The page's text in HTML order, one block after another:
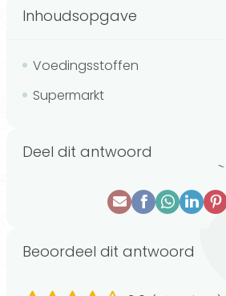
Inhoudsopgave
Voedingsstoffen
Supermarkt
Deel dit antwoord
Beoordeel dit antwoord